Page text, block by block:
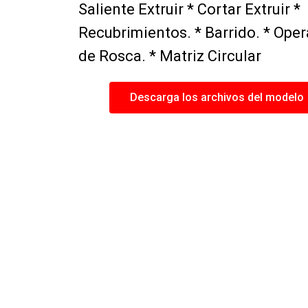
Saliente Extruir * Cortar Extruir *
Recubrimientos. * Barrido. *
de Rosca. * Matriz Circular
Descarga los archivos del modelo